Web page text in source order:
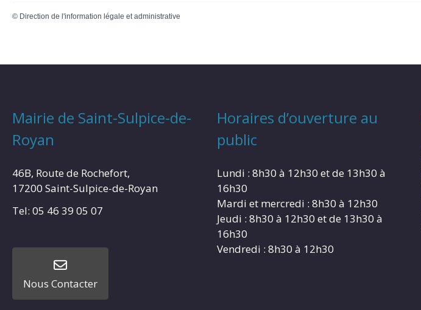
© Direction de l'information légale et administrative
Mairie de Saint-Sulpice-de-
Royan
46B, Route de Rochefort,
17200 Saint-Sulpice-de-Royan
Tel: 05 46 39 05 07
Nous Contacter
Horaires d’ouverture au
public
Lundi : 8h30 à 12h30 et de 13h30 à
16h30
Mardi et mercredi : 8h30 à 12h30
Jeudi : 8h30 à 12h30 et de 13h30 à
16h30
Vendredi : 8h30 à 12h30